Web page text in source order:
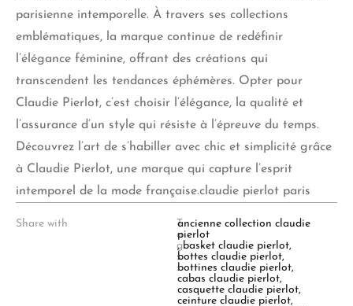
parisienne intemporelle. À travers ses collections
emblématiques, la marque continue de redéfinir
l’élégance féminine, offrant des créations qui
transcendent les tendances éphémères. Opter pour
Claudie Pierlot, c’est choisir l’élégance, la qualité et
l’assurance d’un style qui résiste à l’épreuve du temps.
Découvrez l’art de s’habiller avec chic et simplicité grâce
à Claudie Pierlot, une marque qui capture l’esprit
intemporel de la mode française.claudie pierlot paris
Share with
T
a
g
s
:
ancienne collection claudie
pierlot
,basket claudie pierlot,
bottes claudie pierlot,
bottines claudie pierlot,
cabas claudie pierlot,
casquette claudie pierlot,
ceinture claudie pierlot,